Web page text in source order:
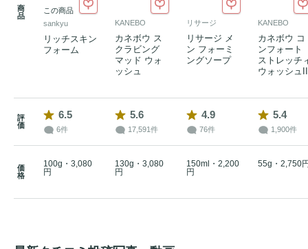
商
品
この商品
sankyu
リッチスキン
フォーム
KANEBO
カネボウ ス
クラビング
マッド ウォ
ッシュ
リサージ
リサージ メ
ン フォーミ
ングソープ
KANEBO
カネボウ コ
ンフォート
ストレッチ
ウォッシュII
評
価
6.5
6件
5.6
17,591件
4.9
76件
5.4
1,900件
価
格
100g・3,080
円
130g・3,080
円
150ml・2,200
円
55g・2,750